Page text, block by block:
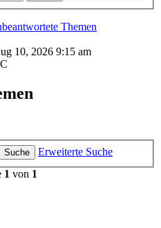
Themen
10, 2026 9:15 am
Suche
Erweiterte Suche
1 von 1